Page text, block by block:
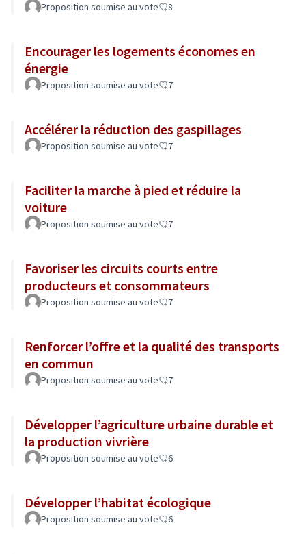
Proposition soumise au vote 8
Encourager les logements économes en
énergie
Proposition soumise au vote 7
Accélérer la réduction des gaspillages
Proposition soumise au vote 7
Faciliter la marche à pied et réduire la
voiture
Proposition soumise au vote 7
Favoriser les circuits courts entre
producteurs et consommateurs
Proposition soumise au vote 7
Renforcer l’offre et la qualité des transports
en commun
Proposition soumise au vote 7
Développer l’agriculture urbaine durable et
la production vivrière
Proposition soumise au vote 6
Développer l’habitat écologique
Proposition soumise au vote 6